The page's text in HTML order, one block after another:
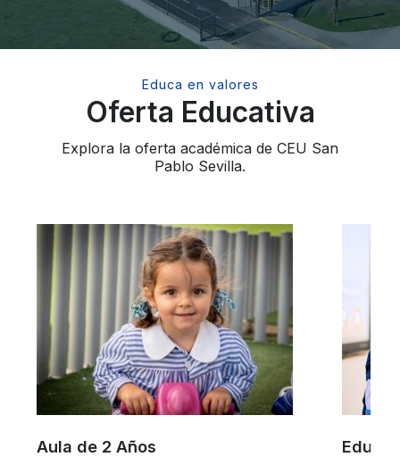
Educa en valores
Oferta Educativa
Explora la oferta académica de CEU San
Pablo Sevilla.
Aula de 2 Años